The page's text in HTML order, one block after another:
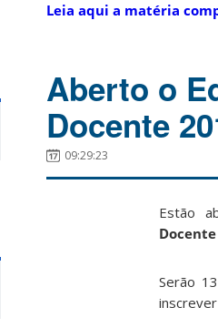
Leia aqui a matéria
Aberto o
Docente
09:29:23
Estão
Docente
Serão